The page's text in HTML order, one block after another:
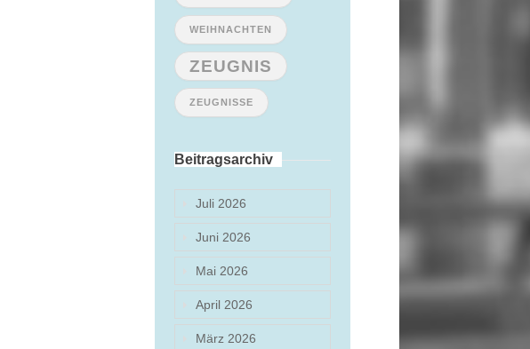
WEIHNACHTEN
ZEUGNIS
ZEUGNISSE
Beitragsarchiv
Juli 2026
Juni 2026
Mai 2026
April 2026
März 2026